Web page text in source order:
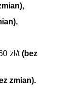
zł/t(bez
zmian).